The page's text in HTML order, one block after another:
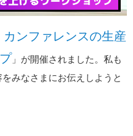
カンファレンスの生産
」が開催されました。私も
みなさまにお伝えしようと